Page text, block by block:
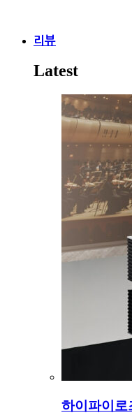
리뷰
Latest
하이파이로